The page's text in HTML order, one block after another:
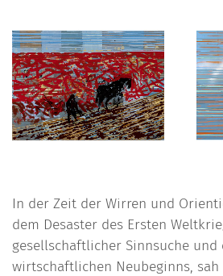
In der Zeit der Wirren und
dem Desaster des Ersten
gesellschaftlicher Sinnsuche und
wirtschaftlichen Neubeginns,